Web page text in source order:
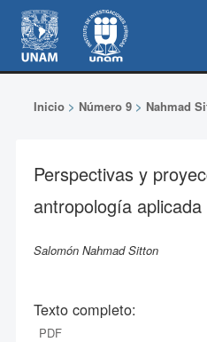
Inicio> Número 9> Nahmad
Perspectivas y
antropología
Salomón Nahmad Sitton
Texto completo:
PDF